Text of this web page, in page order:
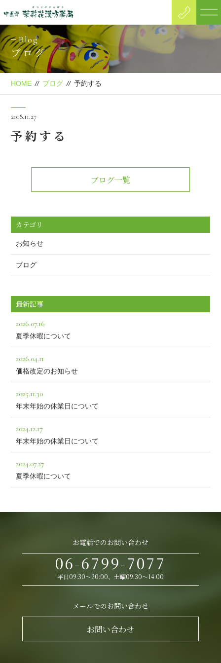
Blog
ブログ
HOME // ブログ // 予約する
2018.11.27
予約する
ブログ一覧
カテゴリ
お知らせ
ブログ
最新記事
2026.07.16
夏季休暇について
2026.04.11
価格改定のお知らせ
2025.11.30
年末年始の休業日について
2024.12.17
年末年始の休業日について
2024.07.27
夏季休暇について
お電話でのお問い合わせ
06-6799-7077
平日09:30～20:00、土曜09:30～14:00
メールでのお問い合わせ
お問い合わせ